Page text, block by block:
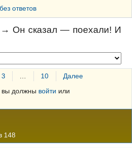
ответов
→ Он сказал — поехали! И
3 10
Далее
вы должны войти или
148